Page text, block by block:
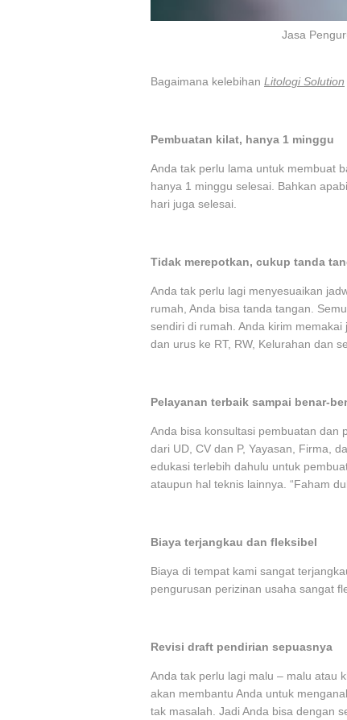
Jasa
Bagaimana kelebihan Litologi Solution
Pembuatan kilat, hanya 1 minggu
Anda tak perlu lama untuk membuat
hanya 1 minggu selesai. Bahkan
hari juga selesai.
Tidak merepotkan, cukup tanda
Anda tak perlu lagi menyesuaikan
rumah, Anda bisa tanda tangan.
sendiri di rumah. Anda kirim
dan urus ke RT, RW, Kelurahan dan
Pelayanan terbaik sampai benar-
Anda bisa konsultasi pembuatan dan
dari UD, CV dan P, Yayasan, Firma,
edukasi terlebih dahulu untuk
ataupun hal teknis lainnya. “Faham
Biaya terjangkau dan fleksibel
Biaya di tempat kami sangat
pengurusan perizinan usaha sangat
Revisi draft pendirian sepuasnya
Anda tak perlu lagi malu – malu atau
akan membantu Anda untuk
tak masalah. Jadi Anda bisa dengan